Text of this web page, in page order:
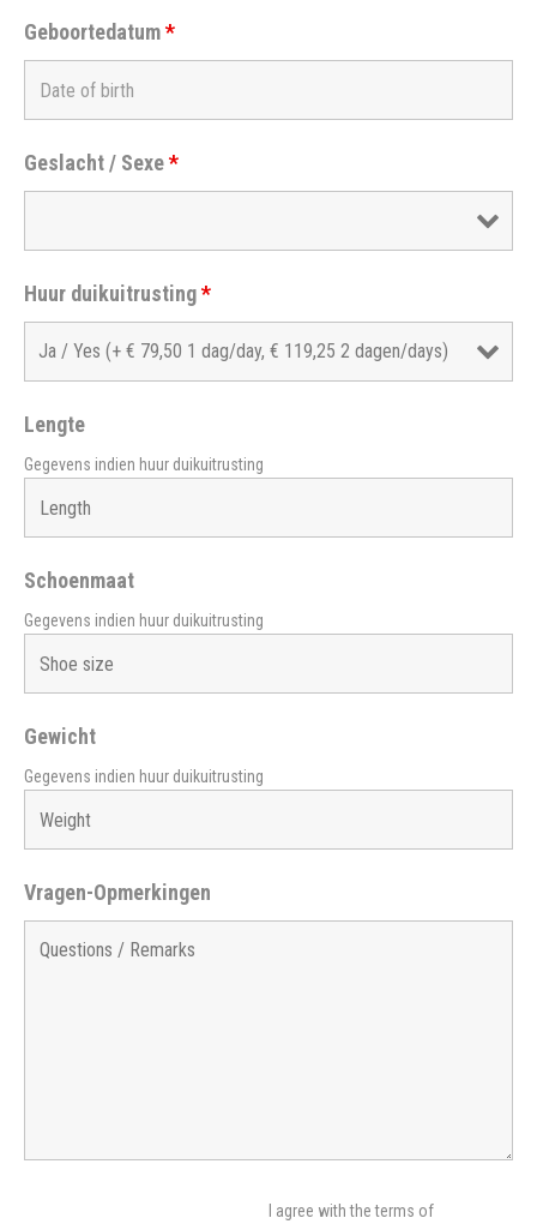
Geboortedatum*
Geslacht / Sexe*
Huur duikuitrusting*
Lengte
Gegevens indien huur duikuitrusting
Schoenmaat
Gegevens indien huur duikuitrusting
Gewicht
Gegevens indien huur duikuitrusting
Vragen-Opmerkingen
I agree with the terms of